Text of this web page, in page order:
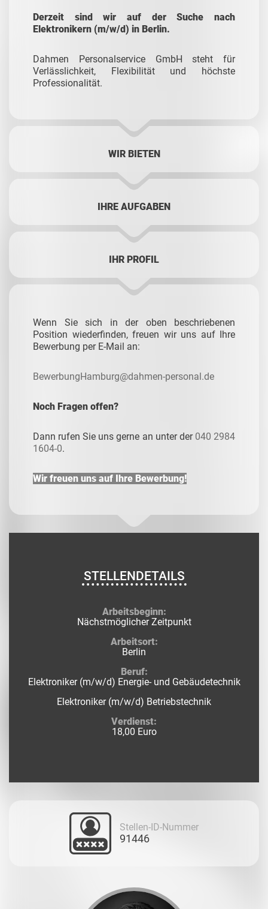
Derzeit sind wir auf der Suche nach
Elektronikern (m/w/d) in Berlin.
Dahmen Personalservice GmbH steht für
Verlässlichkeit, Flexibilität und höchste
Professionalität.
WIR BIETEN
IHRE AUFGABEN
IHR PROFIL
Wenn Sie sich in der oben beschriebenen
Position wiederfinden, freuen wir uns auf Ihre
Bewerbung per E-Mail an:
BewerbungHamburg@dahmen-personal.de
Noch Fragen offen?
Dann rufen Sie uns gerne an unter der 040 2984
1604-0.
Wir freuen uns auf Ihre Bewerbung!
STELLENDETAILS
Arbeitsbeginn:
Nächstmöglicher Zeitpunkt
Arbeitsort:
Berlin
Beruf:
Elektroniker (m/w/d) Energie- und Gebäudetechnik
Elektroniker (m/w/d) Betriebstechnik
Verdienst:
18,00 Euro
Stellen-ID-Nummer
91446